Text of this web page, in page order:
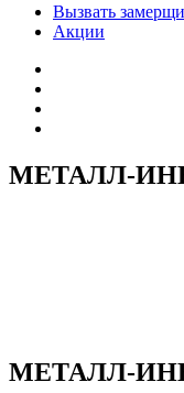
Вызвать
Акции
МЕТАЛЛ-
МЕТАЛЛ-